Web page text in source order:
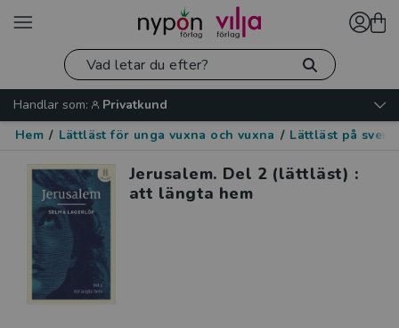
Handlar som:
Privatkund
Hem / Lättläst för unga vuxna och vuxna / Lättläst på
Jerusalem. Del 2 (lättläst) :
att längta hem